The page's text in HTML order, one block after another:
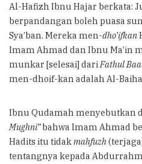
Al-Hafizh Ibnu Hajar berkata:
berpandangan boleh puasa
Sya’ban. Mereka men-dho’ifkan
Imam Ahmad dan Ibnu Ma’in
munkar [selesai] dariFathul
men-dhoif-kan adalah Al-
Ibnu Qudamah menyebutkan
Mughni”bahwa Imam Ahmad
Hadits itu tidakmahfuzh
tentangnya kepada